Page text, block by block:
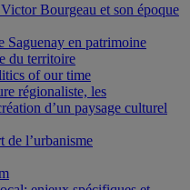
Bourgeau et son époque
Saguenay en patrimoine
du territoire
of our time
régionaliste, les
d’un paysage culturel
de l’urbanisme